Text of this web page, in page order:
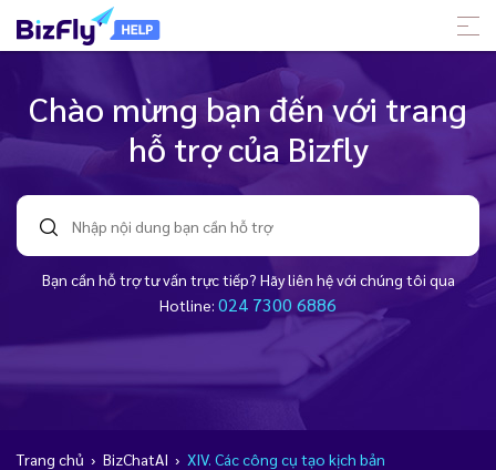
Chào mừng bạn đến với trang
hỗ trợ của Bizfly
Bạn cần hỗ trợ tư vấn trực tiếp? Hãy liên hệ với chúng tôi qua
Hotline: 024 7300 6886
Trang chủ › BizChatAI › XIV. Các công cụ tạo kịch bản